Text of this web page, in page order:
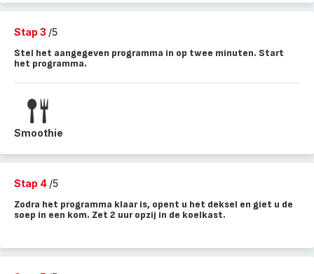
Stap 3 /5
Stel het aangegeven programma in op twee minuten. Start
het programma.
Smoothie
Stap 4 /5
Zodra het programma klaar is, opent u het deksel en giet u de
soep in een kom. Zet 2 uur opzij in de koelkast.